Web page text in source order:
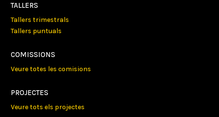
TALLERS
Tallers trimestrals
Tallers puntuals
COMISSIONS
Veure totes les comisions
PROJECTES
Veure tots els projectes